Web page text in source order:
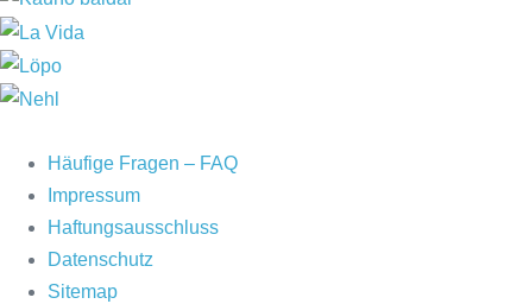
Häufige Fragen – FAQ
Impressum
Haftungsausschluss
Datenschutz
Sitemap